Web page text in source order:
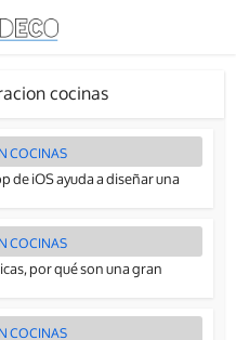
cocinas
COCINAS
de iOS ayuda a diseñar una
COCINAS
por qué son una gran
COCINAS